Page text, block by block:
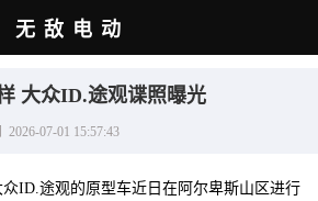
无敌电动
大众ID.途观谍照曝光
07-01 15:57:43
ID.途观的原型车近日在阿尔卑斯山区进行